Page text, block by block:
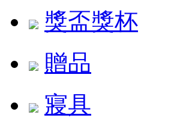
獎盃獎杯
贈品
寢具